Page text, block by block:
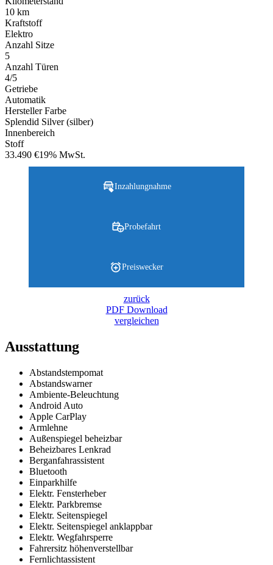
10 km
Kraftstoff
Elektro
Anzahl Sitze
5
Anzahl Türen
4/5
Getriebe
Automatik
Hersteller Farbe
Splendid Silver (silber)
Innenbereich
Stoff
33.490 €19% MwSt.
Inzahlungnahme
Probefahrt
Preiswecker
zurück
PDF Download
vergleichen
Ausstattung
Abstandstempomat
Abstandswarner
Ambiente-Beleuchtung
Android Auto
Apple CarPlay
Armlehne
Außenspiegel beheizbar
Beheizbares Lenkrad
Berganfahrassistent
Bluetooth
Einparkhilfe
Elektr. Fensterheber
Elektr. Parkbremse
Elektr. Seitenspiegel
Elektr. Seitenspiegel anklappbar
Elektr. Wegfahrsperre
Fahrersitz höhenverstellbar
Fernlichtassistent